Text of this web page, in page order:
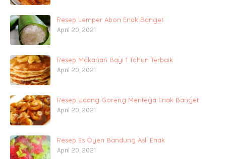
Resep Lemper Abon Enak Banget
April 20, 2021
Resep Makanan Bayi 1 Tahun Terbaik
April 20, 2021
Resep Udang Goreng Mentega Enak Banget
April 20, 2021
Resep Es Oyen Bandung Asli Enak
April 20, 2021